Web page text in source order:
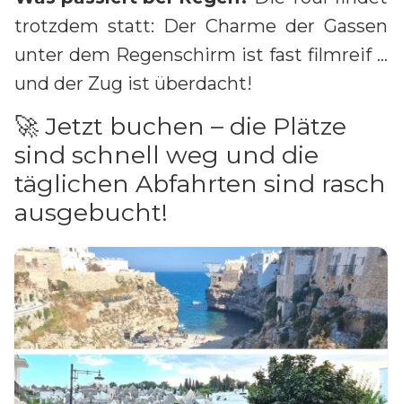
trotzdem statt: Der Charme der Gassen
unter dem Regenschirm ist fast filmreif …
und der Zug ist überdacht!
🚀 Jetzt buchen – die Plätze
sind schnell weg und die
täglichen Abfahrten sind rasch
ausgebucht!